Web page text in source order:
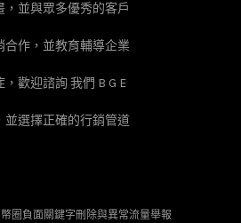
並與眾多優秀的客戶
作，並教育輔導企業
歡迎諮詢 我們 B G E
並選擇正確的行銷管道
圈負面關鍵字刪除與異常流量舉報